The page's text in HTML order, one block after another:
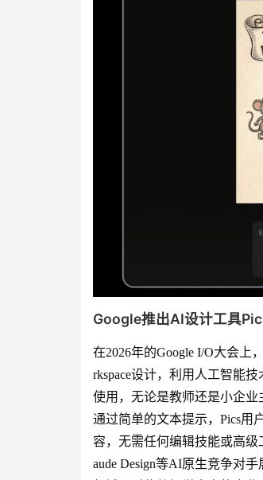
Google推出AI设计工具
在2026年的Google I/O大会上
rkspace设计，利用人工智能
使用，无论是教师还是小企业
通过简单的文本提示，Pics用
容，无需任何编辑技能或高级
aude Design等AI原生竞争对